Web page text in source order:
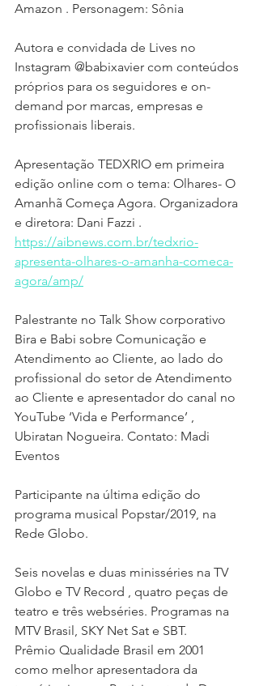
Amazon . Personagem: Sônia
Autora e convidada de Lives no
Instagram @babixavier com conteúdos
próprios para os seguidores e on-
demand por marcas, empresas e
profissionais liberais.
Apresentação TEDXRIO em primeira
edição online com o tema: Olhares- O
Amanhã Começa Agora. Organizadora
e diretora: Dani Fazzi .
https://aibnews.com.br/tedxrio-
apresenta-olhares-o-amanha-comeca-
agora/amp/
Palestrante no Talk Show corporativo
Bira e Babi sobre Comunicação e
Atendimento ao Cliente, ao lado do
profissional do setor de Atendimento
ao Cliente e apresentador do canal no
YouTube ‘Vida e Performance’ ,
Ubiratan Nogueira. Contato: Madi
Eventos
Participante na última edição do
programa musical Popstar/2019, na
Rede Globo.
Seis novelas e duas minisséries na TV
Globo e TV Record , quatro peças de
teatro e três webséries. Programas na
MTV Brasil, SKY Net Sat e SBT.
Prêmio Qualidade Brasil em 2001
como melhor apresentadora da